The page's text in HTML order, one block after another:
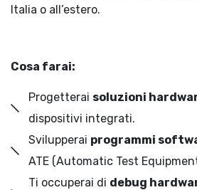
Italia o all’estero.
Cosa farai:
Progetterai soluzioni
dispositivi integrati.
Svilupperai programmi
ATE (Automatic Test
Ti occuperai di debug